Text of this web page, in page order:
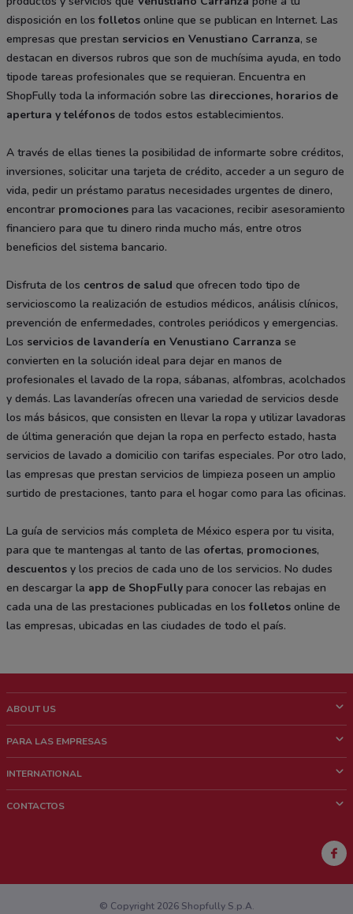
disposición en losfolletos online que se publican en Internet. Las
empresas que prestan servicios en Venustiano Carranza, se
destacan en diversos rubros que son de muchísima ayuda, en todo
tipode tareas profesionales que se requieran. Encuentra en
ShopFully toda la información sobre las direcciones, horarios de
apertura y teléfonos de todos estos establecimientos.
A través de ellas tienes la posibilidad de informarte sobre créditos,
inversiones, solicitar una tarjeta de crédito, acceder a un seguro de
vida, pedir un préstamo paratus necesidades urgentes de dinero,
encontrar promociones para las vacaciones, recibir asesoramiento
financiero para que tu dinero rinda mucho más, entre otros
beneficios del sistema bancario.
Disfruta de los centros de salud que ofrecen todo tipo de
servicioscomo la realización de estudios médicos, análisis clínicos,
prevención de enfermedades, controles periódicos y emergencias.
Los servicios de lavandería en Venustiano Carranza se
convierten en la solución ideal para dejar en manos de
profesionales el lavado de la ropa, sábanas, alfombras, acolchados
y demás. Las lavanderías ofrecen una variedad de servicios desde
los más básicos, que consisten en llevar la ropa y utilizar lavadoras
de última generación que dejan la ropa en perfecto estado, hasta
servicios de lavado a domicilio con tarifas especiales. Por otro lado,
las empresas que prestan servicios de limpieza poseen un amplio
surtido de prestaciones, tanto para el hogar como para las oficinas.
La guía de servicios más completa de México espera por tu visita,
para que te mantengas al tanto de las ofertas, promociones,
descuentos y los precios de cada uno de los servicios. No dudes
en descargar la app de ShopFully para conocer las rebajas en
cada una de las prestaciones publicadas en losfolletos online de
las empresas, ubicadas en las ciudades de todo el país.
ABOUT US
¿Quiénes Somos?
Trabaja con nosotros
PARA LAS EMPRESAS
Contacto comercial
INTERNATIONAL
CONTACTOS
¿Encontraste un problema en la web o en la aplicación?
© Copyright 2026 Shopfully S.p.A.